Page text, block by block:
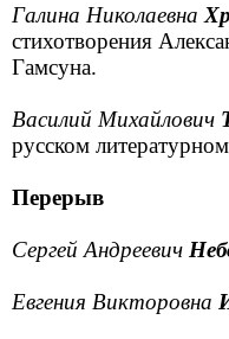
Галина Николаевна
стихотворения
Гамсуна.
Василий Михайлович
русском
Перерыв
Сергей Андреевич
Евгения Викторовна